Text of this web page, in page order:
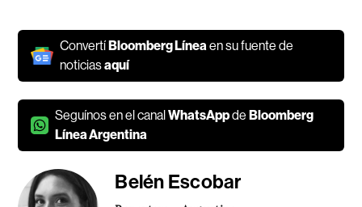
ConvertíBloomberg Líneaen su fuente de
noticiasaquí
Seguínos en el canalWhatsAppdeBloomberg
Línea Argentina
Belén Escobar